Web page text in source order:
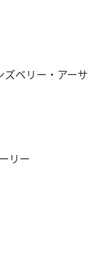
ズベリー・アーサ
リー